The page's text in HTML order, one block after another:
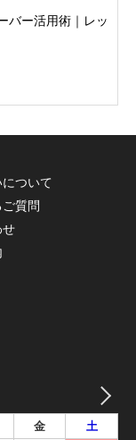
バー活用術｜レッ
ついて
質問
せ
金 土